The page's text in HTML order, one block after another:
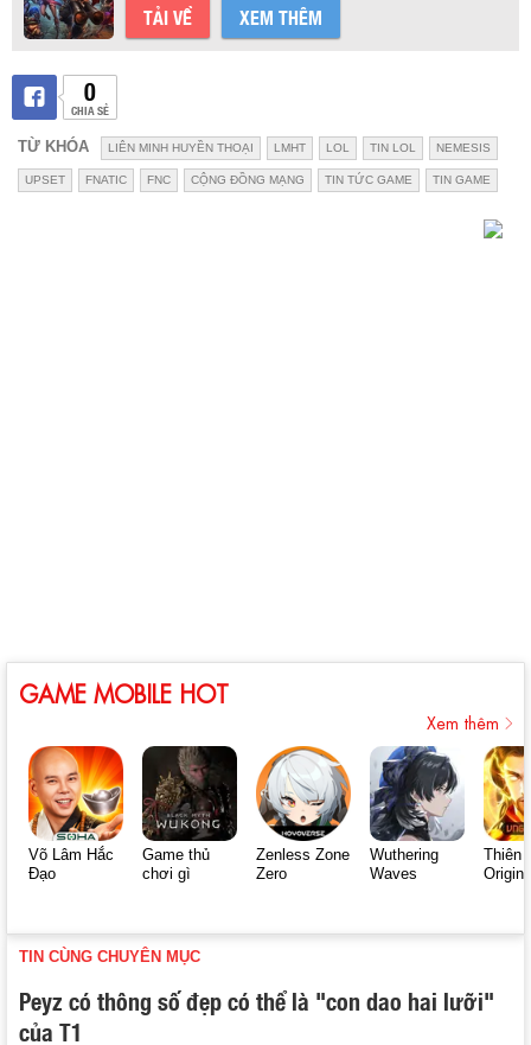
TẢI VỀ XEM THÊM
0
CHIA SẺ
TỪ KHÓA LIÊN MINH HUYỀN THOẠI LMHT LOL TIN LOL NEMESIS
UPSET FNATIC FNC CỘNG ĐỒNG MẠNG TIN TỨC GAME TIN GAME
GAME MOBILE HOT
Xem thêm
Võ Lâm Hắc
Đạo
Game thủ
chơi gì
Zenless Zone
Zero
Wuthering
Waves
Thiên
Origin
TIN CÙNG CHUYÊN MỤC
Peyz có thông số đẹp có thể là "con dao hai lưỡi"
của T1